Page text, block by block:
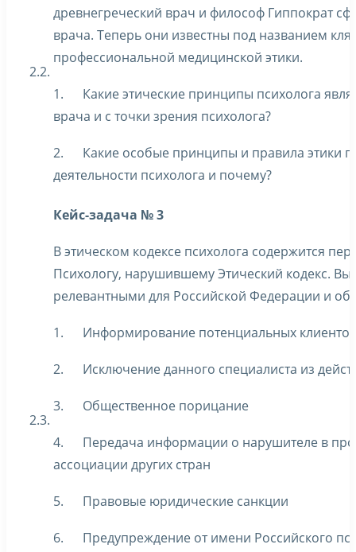
2.2.
древнегреческий врач и философ Гиппократ
врача. Теперь они известны под названием
профессиональной медицинской этики.
1. Какие этические принципы психолога
врача и с точки зрения психолога?
2. Какие особые принципы и правила этики
деятельности психолога и почему?
2.3.
Кейс-задача № 3
В этическом кодексе психолога содержится
Психологу, нарушившему Этический кодекс.
релевантными для Российской Федерации и
1. Информирование потенциальных
2. Исключение данного специалиста из
3. Общественное порицание
4. Передача информации о нарушителе в
ассоциации других стран
5. Правовые юридические санкции
6. Предупреждение от имени Российского